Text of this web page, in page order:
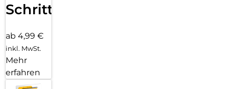
Schritten
ab 4,99 €
inkl. MwSt.
Mehr
erfahren